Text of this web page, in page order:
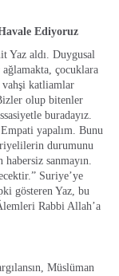
Ediyoruz
Yaz aldı. Duygusal
çocuklara
vahşi katliamlar
Bizler olup bitenler
buradayız.
yapalım. Bunu
durumunu
sanmayın.
Suriye’ye
gösteren Yaz, bu
Rabbi Allah’a
Müslüman